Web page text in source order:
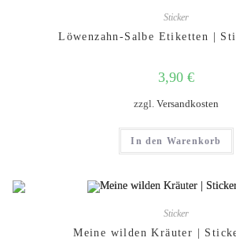
Sticker
Löwenzahn-Salbe Etiketten |
3,90 €
zzgl. Versandkosten
In den Warenkorb
Sticker
Meine wilden Kräuter |